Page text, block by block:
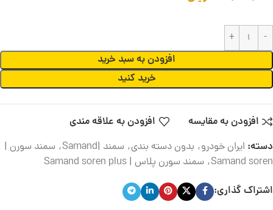
افزودن به سبد خرید
خرید کنید
افزودن به مقایسه
افزودن به علاقه مندی
دسته: ایران خودرو, بدون دسته بندی, سمند |Samand , سمند سورن |
Samand soren
, سمند سورن پلاس | Samand soren plus
اشتراک گذاری: